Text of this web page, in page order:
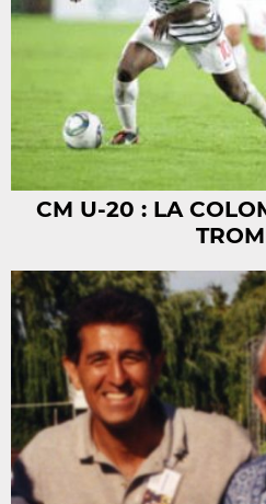
CM U-20 : LA